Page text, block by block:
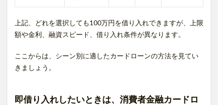
上記、どれを選択しても100万円を借り入れできますが、上限
額や金利、融資スピード、借り入れ条件が異なります。
ここからは、シーン別に適したカードローンの方法を見てい
きましょう。
即借り入れしたいときは、消費者金融カードロ